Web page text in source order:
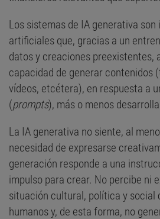
Los sistemas de IA generativa
artificiales que, gracias a un
datos y creaciones preexistentes,
capacidad de generar contenidos
vídeos, etcétera), en respuesta a
(prompts), más o menos
La IA generativa no siente, al
necesidad de expresarse
generación responde a una
impulso para crear. No percibe ni
situación cultural, política y social
humanos y, de esta forma, no